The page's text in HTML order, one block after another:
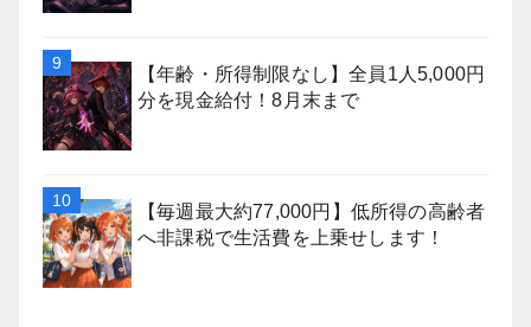
【年齢・所得制限なし】全員1人5,000円
分を現金給付！8月末まで
【毎週最大約77,000円】低所得の高齢者
へ非課税で生活費を上乗せします！